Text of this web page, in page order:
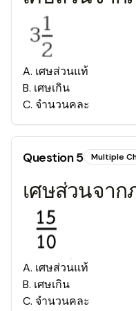
A. เศษส่วนแท้
B. เศษเกิน
C. จำนวนคละ
Question5 Multiple
เศษส่วนจา
A. เศษส่วนแท้
B. เศษเกิน
C. จำนวนคละ